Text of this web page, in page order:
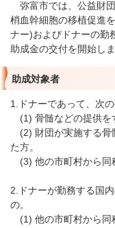
弥富市では、公益財
梢血幹細胞の移植促進
ナー)およびドナーの勤
助成金の交付を開始しま
助成対象者
1.ドナーであって、次の
(1) 骨髄などの提供を
(2) 財団が実施する骨
た方。
(3) 他の市町村から同
2.ドナーが勤務する国
の。
(1) 他の市町村から同